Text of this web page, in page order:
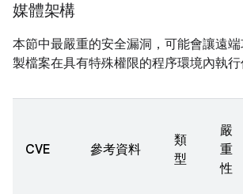
媒體架構
本節中最嚴重的安全漏洞，可能會讓遠
製檔案在具有特殊權限的程序環境內執行
CVE 參考資料
類
型
嚴
重
性